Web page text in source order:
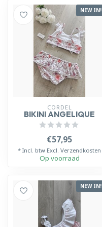
NEW IN!
CORDEL
BIKINI ANGELIQUE
€57,95
* Incl. btw Excl. Verzendkosten
Op voorraad
NEW IN!